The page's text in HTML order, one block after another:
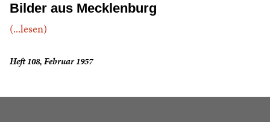
Bilder aus Mecklenburg
(...lesen)
Heft 108, Februar 1957